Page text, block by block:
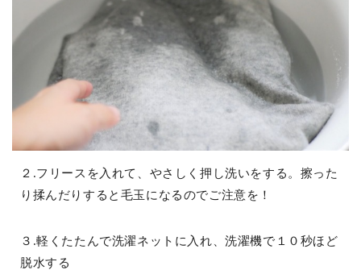
２.フリースを入れて、やさしく押し洗いをする。擦った
り揉んだりすると毛玉になるのでご注意を！
３.軽くたたんで洗濯ネットに入れ、洗濯機で１０秒ほど
脱水する